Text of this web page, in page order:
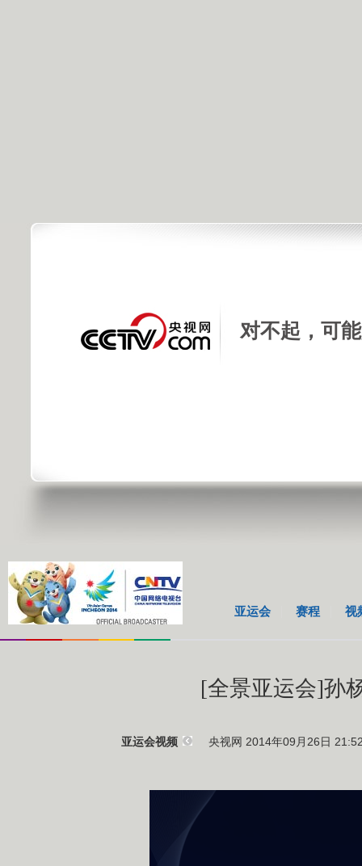
对不起，可
亚运会 赛程 视
[全景亚运会]孙
亚运会视频 央视网 2014年09月26日